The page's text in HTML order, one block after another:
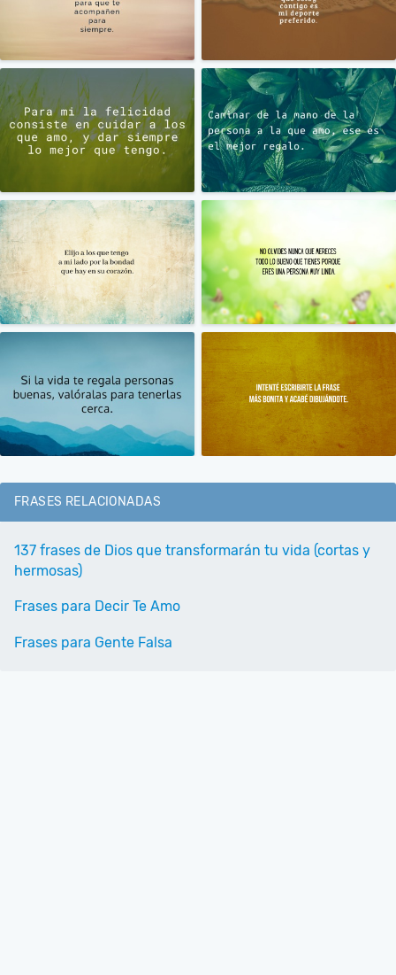
FRASES RELACIONADAS
137 frases de Dios que transformarán tu vida (cortas y
hermosas)
Frases para Decir Te Amo
Frases para Gente Falsa